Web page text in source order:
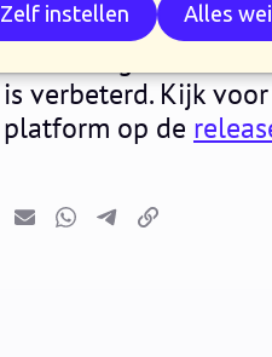
Zelf instellen Alles
Vanaf 23 juli 2024
Platform gebruik
is verbeterd. Kijk
platform op de
E-mailWhatsapp
TelegramKopieer link